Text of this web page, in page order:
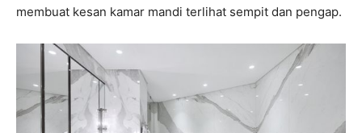
membuat kesan kamar mandi terlihat sempit dan pengap.